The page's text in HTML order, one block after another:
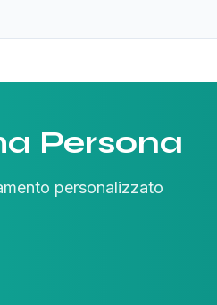
Persona
personalizzato